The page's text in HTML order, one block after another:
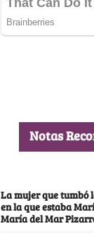
Notas
La mujer que tumbó
en la que estaba
María del Mar